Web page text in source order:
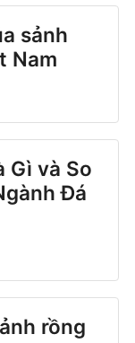
sảnh
Nam
Gì và So
Đá
rồng